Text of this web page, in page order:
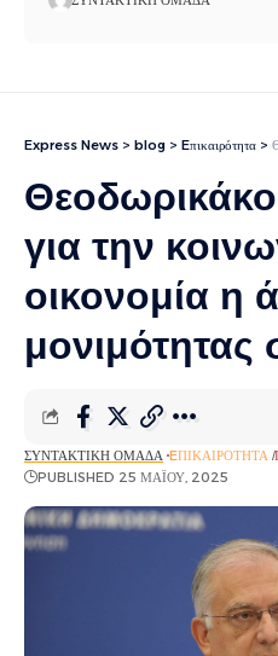
Express News > blog > Eπικαιρότητα >
για την
οικονομία η
μονιμότητας
ΣΥΝΤΑΚΤΙΚΉ ΟΜΆΔΑ EΠΙΚΑΙΡΌΤΗΤΑ
PUBLISHED 25 ΜΑΪ́ΟΥ, 2025